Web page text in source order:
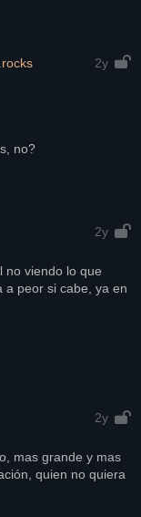
2y
no?
2y
no viendo lo que
a peor si cabe, ya en
2y
mas grande y mas
quien no quiera